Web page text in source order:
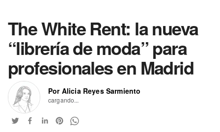
The White Rent: la nueva
“librería de moda” para
profesionales en Madrid
Por Alicia Reyes Sarmiento
cargando...